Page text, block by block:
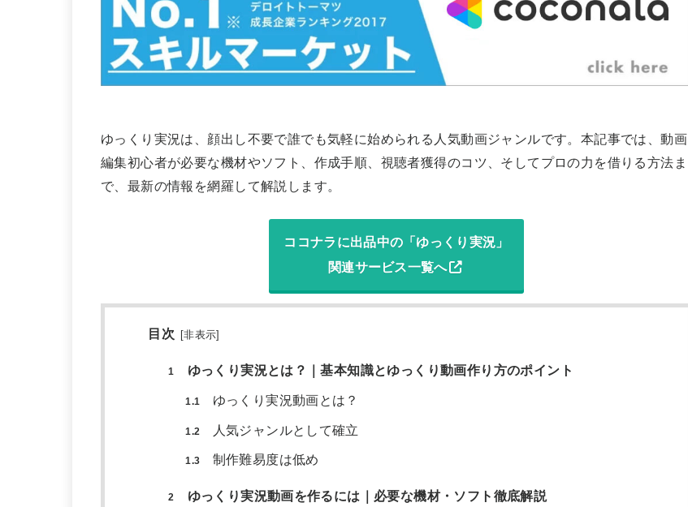
ゆっくり実況は、顔出し不要で誰でも気軽に始められる人気動画ジャンルです。本記事では、動画
編集初心者が必要な機材やソフト、作成手順、視聴者獲得のコツ、そしてプロの力を借りる方法ま
で、最新の情報を網羅して解説します。
ココナラに出品中の「ゆっくり実況」
関連サービス一覧へ
目次 [非表示
1 ゆっくり実況とは？｜基本知識とゆっくり動画作り方のポイント
1.1 ゆっくり実況動画とは？
1.2 人気ジャンルとして確立
1.3 制作難易度は低め
2 ゆっくり実況動画を作るには｜必要な機材・ソフト徹底解説